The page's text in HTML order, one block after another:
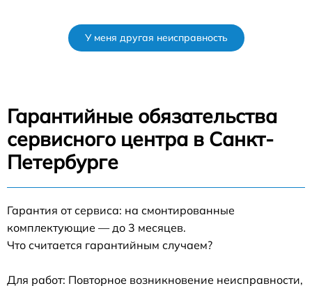
У меня другая неисправность
Гарантийные обязательства
сервисного центра в Санкт-
Петербурге
Гарантия от сервиса: на смонтированные
комплектующие — до 3 месяцев.
Что считается гарантийным случаем?
Для работ: Повторное возникновение неисправности,